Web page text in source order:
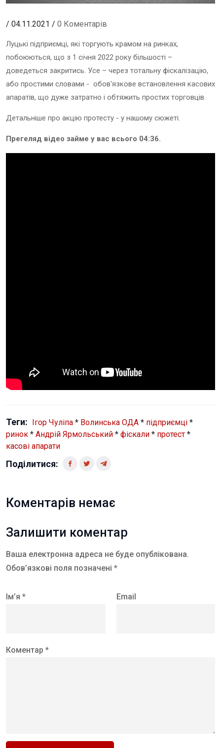
/ 04.11.2021 / 0 Коментарів
Луцькі підприємці, які торгують крамом на ринках,
побоюються, що з 1 січня 2022 року більшості –
доведеться закритись. Усе – через тотальну фіскалізацію,
або простими словами - обов'язкове встановлення касових
апаратів, що дуже затратно і обтяжить простих торговців.
Детальніше про акцію протесту - у нашому сюжеті.
Прегеляд відео займе у вас всього 04:36.
Теги: Ігор Чуліпа * Волинська ОДА * підприємці *
ринок * Андрій Ярмольський * фіскали * протест *
касові апарати
Поділитися:
Коментарів немає
Залишити коментар
Ваша електронна адреса не буде опублікована.
Обов’язкові поля позначені *
Ім’я * Email
Коментар *